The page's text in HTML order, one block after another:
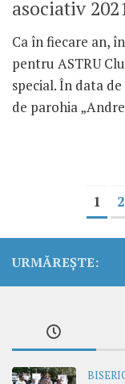
asociativ
Ca în fiecare an,
pentru ASTRU
special. În data
de parohia
1 2
URMĂREȘTE: